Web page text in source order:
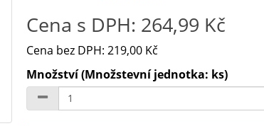
Cena s DPH: 264,99 Kč
Cena bez DPH: 219,00 Kč
Množství (Množstevní jednotka: ks)